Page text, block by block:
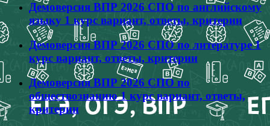
Демоверсия ВПР 2026 СПО по английскому
языку 1 курс вариант, ответы, критерии
Демоверсия ВПР 2026 СПО по литературе 1
курс вариант, ответы, критерии
Демоверсия ВПР 2026 СПО по
обществознанию 1 курс вариант, ответы,
критерии